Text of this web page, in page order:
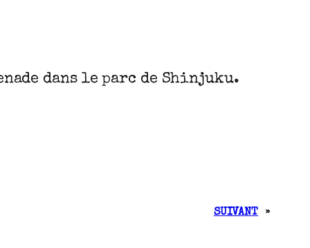
dans le parc de Shinjuku.
SUIVANT »